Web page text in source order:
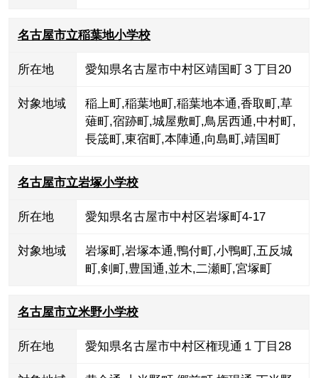
名古屋市立稲葉地小学校
所在地 愛知県名古屋市中村区靖国町３丁目20
対象地域 稲上町 ,稲葉地町 ,稲葉地本通,香取町 ,草
薙町 ,宿跡町 ,城屋敷町 ,鳥居西通,中村町 ,
長筬町 ,東宿町 ,本陣通,向島町 ,靖国町
名古屋市立岩塚小学校
所在地 愛知県名古屋市中村区岩塚町4-17
対象地域 岩塚町 ,岩塚本通,鴨付町 ,小鴨町 ,五反城
町 ,剣町 ,豊国通,並木,二瀬町 ,宮塚町
名古屋市立米野小学校
所在地 愛知県名古屋市中村区権現通１丁目28